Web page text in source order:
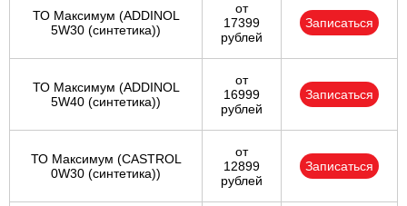
ТО Максимум (ADDINOL
5W30 (синтетика))
от
17399
рублей
Записаться
ТО Максимум (ADDINOL
5W40 (синтетика))
от
16999
рублей
Записаться
ТО Максимум (CASTROL
0W30 (синтетика))
от
12899
рублей
Записаться